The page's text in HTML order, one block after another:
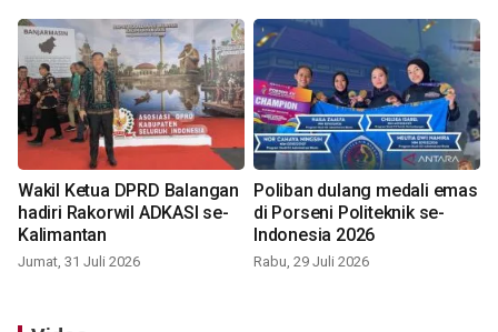
Wakil Ketua DPRD Balangan
hadiri Rakorwil ADKASI se-
Kalimantan
Jumat, 31 Juli 2026
Poliban dulang medali emas
di Porseni Politeknik se-
Indonesia 2026
Rabu, 29 Juli 2026